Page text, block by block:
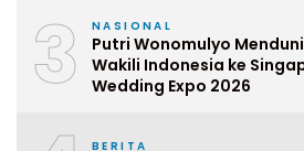
3 NASIONAL
Putri Wonomulyo
Wakili Indonesia ke
Wedding Expo 2026
BERITA